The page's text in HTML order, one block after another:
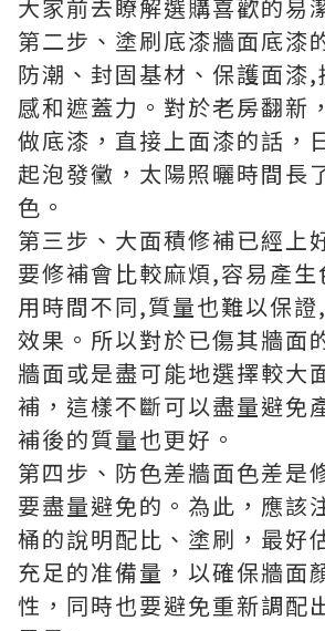
大家前去瞭解選購喜歡的易
第二步、塗刷底漆牆面底漆
防潮、封固基材、保護面漆
感和遮蓋力。對於老房翻新
做底漆，直接上面漆的話，
起泡發黴，太陽照曬時間長
色。
第三步、大面積修補已經上
要修補會比較麻煩,容易產
用時間不同,質量也難以保
效果。所以對於已傷其牆面
牆面或是盡可能地選擇較大
補，這樣不斷可以盡量避免
補後的質量也更好。
第四步、防色差牆面色差是
要盡量避免的。為此，應該
桶的說明配比、塗刷，最好
充足的准備量，以確保牆面
性，同時也要避免重新調配